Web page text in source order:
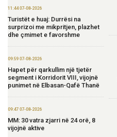
11:44 07-08-2026
Turistët e huaj: Durrësi na
surprizoi me mikpritjen, plazhet
dhe çmimet e favorshme
09:59 07-08-2026
Hapet për qarkullim një tjetër
segment i Korridorit VIII, vijojnë
punimet në Elbasan-Qafë Thanë
09:47 07-08-2026
MM: 30 vatra zjarri në 24 orë, 8
vijojnë aktive